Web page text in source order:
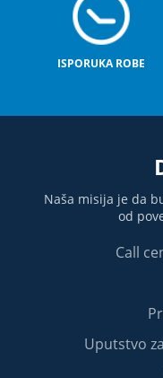
ISPORUKA ROBE
Naša misija je da
od
Call
Uputstvo